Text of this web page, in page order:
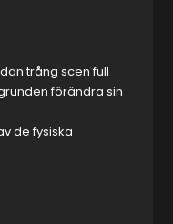
trång scen full
förändra sin
de fysiska